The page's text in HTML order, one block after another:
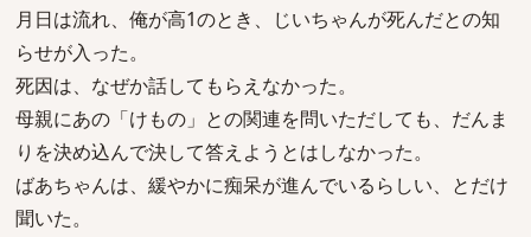
月日は流れ、俺が高1のとき、じいちゃんが死んだとの知
らせが入った。
死因は、なぜか話してもらえなかった。
母親にあの「けもの」との関連を問いただしても、だんま
りを決め込んで決して答えようとはしなかった。
ばあちゃんは、緩やかに痴呆が進んでいるらしい、とだけ
聞いた。